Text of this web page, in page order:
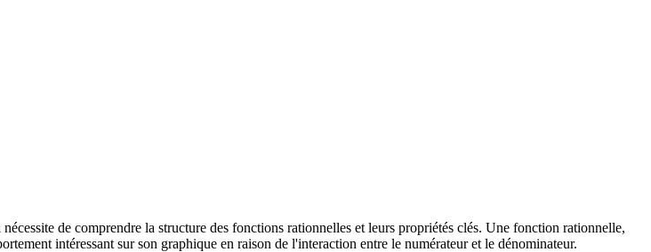
de comprendre la structure des fonctions rationnelles et leurs propriétés clés. Une fonction rationnelle,
intéressant sur son graphique en raison de l'interaction entre le numérateur et le dénominateur.